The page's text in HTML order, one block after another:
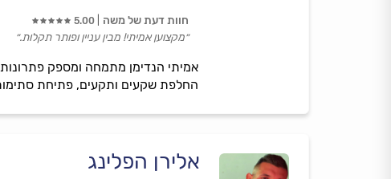
אמיתי הנדימן מתמחה ומספק פתרונות
החלפת שקעים ותקעים, פתיחת
חוות דעת של משה 5.00
״מקצוען אמיתי! מבין עניין ופותר תקלות.״
אלירן הפלינג